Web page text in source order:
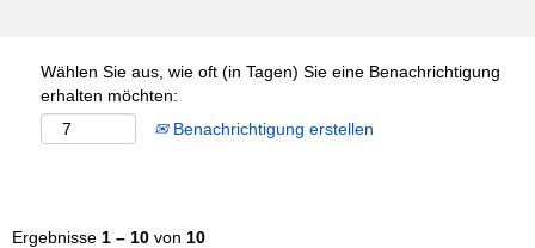
Wählen Sie aus, wie oft (in Tagen) Sie eine Benachrichtigung
erhalten möchten:
Benachrichtigung erstellen
Ergebnisse 1 – 10 von 10